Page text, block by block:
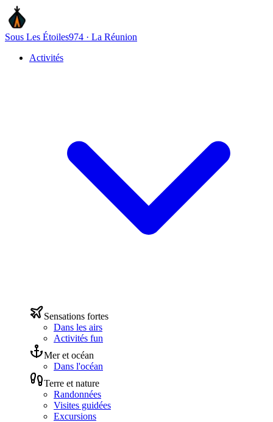
Sous Les Étoiles974 · La Réunion
Activités
Sensations fortes
Dans les airs
Activités fun
Mer et océan
Dans l'océan
Terre et nature
Randonnées
Visites guidées
Excursions